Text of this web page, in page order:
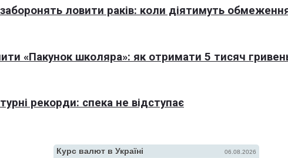
ловити раків: коли діятимуть
«Пакунок школяра»: як отримати 5 тисяч
рекорди: спека не відступає